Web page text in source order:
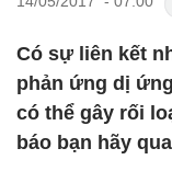
Có sự liên kết
phản ứng dị
có thể gây rối
báo bạn hãy